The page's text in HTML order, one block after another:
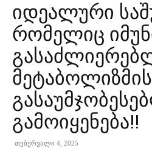
იდეალური
რომელიც
მეტაბოლიზმის
გამოიყენება!!
თებერვალი 4, 2025